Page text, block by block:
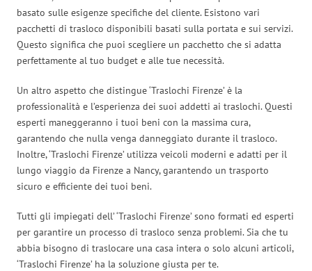
basato sulle esigenze specifiche del cliente. Esistono vari
pacchetti di trasloco disponibili basati sulla portata e sui servizi.
Questo significa che puoi scegliere un pacchetto che si adatta
perfettamente al tuo budget e alle tue necessità.
Un altro aspetto che distingue ‘Traslochi Firenze’ è la
professionalità e l’esperienza dei suoi addetti ai traslochi. Questi
esperti maneggeranno i tuoi beni con la massima cura,
garantendo che nulla venga danneggiato durante il trasloco.
Inoltre, ‘Traslochi Firenze’ utilizza veicoli moderni e adatti per il
lungo viaggio da Firenze a Nancy, garantendo un trasporto
sicuro e efficiente dei tuoi beni.
Tutti gli impiegati dell’ ‘Traslochi Firenze’ sono formati ed esperti
per garantire un processo di trasloco senza problemi. Sia che tu
abbia bisogno di traslocare una casa intera o solo alcuni articoli,
‘Traslochi Firenze’ ha la soluzione giusta per te.